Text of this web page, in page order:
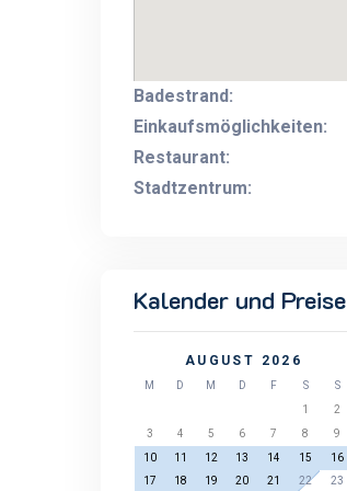
Badestrand:
Einkaufsmöglichkeiten:
Restaurant:
Stadtzentrum:
Kalender und Preise
AUGUST 2026
M D M D F S
S
1
2
3
4 5 6 7 8
9
10
11 12 13 14 15
16
17
18 19 20 21 22 23